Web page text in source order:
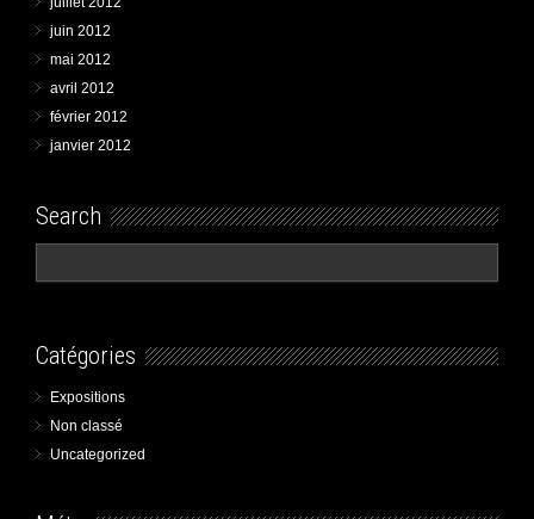
juin 2012
mai 2012
avril 2012
février 2012
janvier 2012
Search
Catégories
Expositions
Non classé
Uncategorized